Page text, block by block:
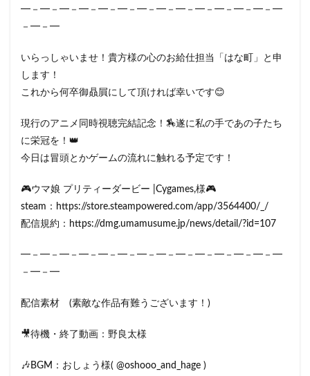
━－━－━－━－━－━－━－━－━－━－━－━－━－━
－━－━
いらっしゃいませ！貴方様の心のお給仕担当「はな町」と申
します！
これから何卒御贔屓にして頂ければ幸いです😊
現行のアニメ同時視聴完結記念！🏇遂に私の手であの子たち
に栄冠を！👑
今日は冒頭とかゲームの流れに触れる予定です！
🎮ウマ娘 プリティーダービー |Cygames,様🎮
steam：https://store.steampowered.com/app/3564400/_/
配信規約：https://dmg.umamusume.jp/news/detail/?id=107
━－━－━－━－━－━－━－━－━－━－━－━－━－━
－━－━
配信素材 (素敵な作品有難うございます！)
🎥待機・終了動画：野良太様
🎶BGM：おしょう様( @oshooo_and_hage )